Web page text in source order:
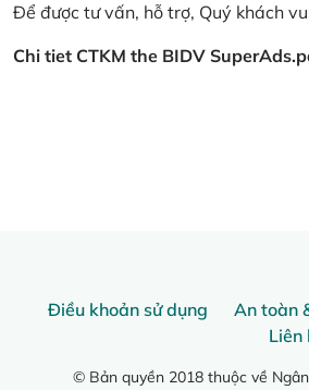
Để được tư vấn, hỗ trợ, Quý khách
Chi tiet CTKM the BIDV
Điều khoản sử dụng An toàn
Liên
© Bản quyền 2018 thuộc về